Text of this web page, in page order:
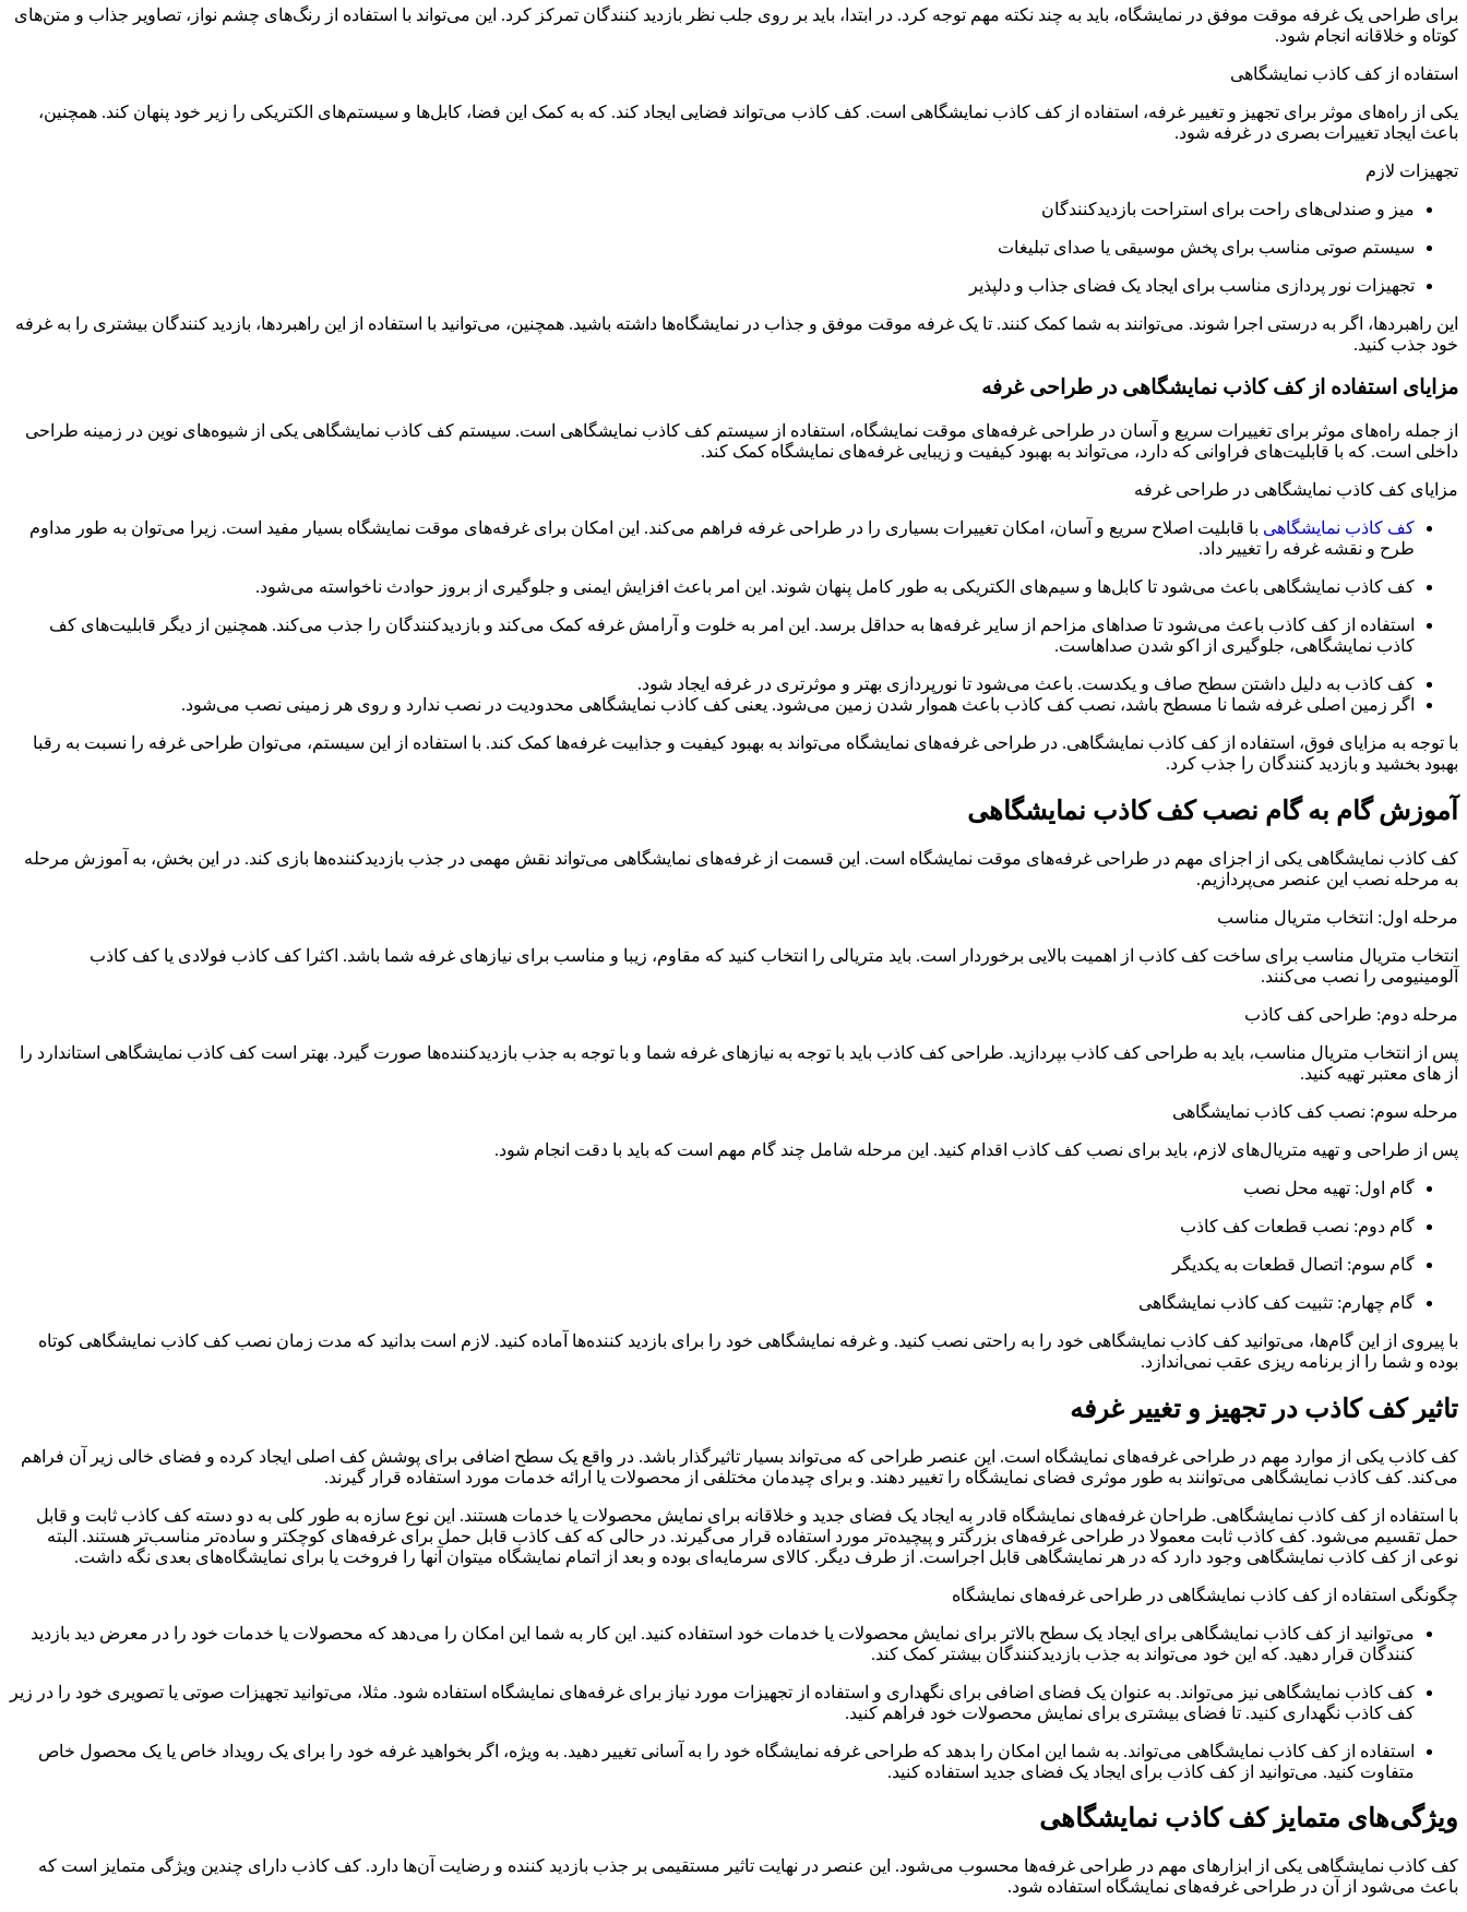
برای طراحی یک غرفه موقت موفق در نمایشگاه، باید به چند نکته مهم توجه کرد. در ابتدا، باید بر روی جلب نظر بازدید کنندگان تمرکز کرد. این می‌تواند با استفاده از رنگ‌های چشم ‌نواز، تصاویر جذاب و متن‌های
کوتاه و خلاقانه انجام شود.
استفاده از کف کاذب نمایشگاهی
یکی از راه‌های موثر برای تجهیز و تغییر غرفه، استفاده از کف کاذب نمایشگاهی است. کف کاذب می‌تواند فضایی ایجاد کند. که به کمک این فضا، کابل‌ها و سیستم‌های الکتریکی را زیر خود پنهان کند. همچنین،
باعث ایجاد تغییرات بصری در غرفه شود.
تجهیزات لازم
میز و صندلی‌های راحت برای استراحت بازدیدکنندگان
سیستم صوتی مناسب برای پخش موسیقی یا صدای تبلیغات
تجهیزات نور پردازی مناسب برای ایجاد یک فضای جذاب و دلپذیر
این راهبردها، اگر به درستی اجرا شوند. می‌توانند به شما کمک کنند. تا یک غرفه موقت موفق و جذاب در نمایشگاه‌ها داشته باشید. همچنین، می‌توانید با استفاده از این راهبردها، بازدید کنندگان بیشتری را به غرفه
خود جذب کنید.
مزایای استفاده از کف کاذب نمایشگاهی در طراحی غرفه
از جمله راه‌های موثر برای تغییرات سریع و آسان در طراحی غرفه‌های موقت نمایشگاه، استفاده از سیستم کف کاذب نمایشگاهی است. سیستم کف کاذب نمایشگاهی یکی از شیوه‌های نوین در زمینه طراحی
داخلی است. که با قابلیت‌های فراوانی که دارد، می‌تواند به بهبود کیفیت و زیبایی غرفه‌های نمایشگاه کمک کند.
مزایای کف کاذب نمایشگاهی در طراحی غرفه
کف کاذب نمایشگاهی با قابلیت اصلاح سریع و آسان، امکان تغییرات بسیاری را در طراحی غرفه فراهم می‌کند. این امکان برای غرفه‌های موقت نمایشگاه بسیار مفید است. زیرا می‌توان به ‌طور مداوم
طرح و نقشه غرفه را تغییر داد.
کف کاذب نمایشگاهی باعث می‌شود تا کابل‌ها و سیم‌های الکتریکی به‌ طور کامل پنهان شوند. این امر باعث افزایش ایمنی و جلوگیری از بروز حوادث ناخواسته می‌شود.
استفاده از کف کاذب باعث می‌شود تا صداهای مزاحم از سایر غرفه‌ها به حداقل برسد. این امر به خلوت و آرامش غرفه کمک می‌کند و بازدیدکنندگان را جذب می‌کند. همچنین از دیگر قابلیت‌های کف
کاذب نمایشگاهی، جلوگیری از اکو شدن صداهاست.
کف کاذب به دلیل داشتن سطح صاف و یکدست. باعث می‌شود تا نورپردازی بهتر و موثرتری در غرفه ایجاد شود.
اگر زمین اصلی غرفه شما نا مسطح باشد، نصب کف کاذب باعث هموار شدن زمین می‌شود. یعنی کف کاذب نمایشگاهی محدودیت در نصب ندارد و روی هر زمینی نصب می‌شود.
با توجه به مزایای فوق، استفاده از کف کاذب نمایشگاهی. در طراحی غرفه‌های نمایشگاه می‌تواند به بهبود کیفیت و جذابیت غرفه‌ها کمک کند. با استفاده از این سیستم، می‌توان طراحی غرفه را نسبت به رقبا
بهبود بخشید و بازدید کنندگان را جذب کرد.
آموزش گام به گام نصب کف کاذب نمایشگاهی
کف کاذب نمایشگاهی یکی از اجزای مهم در طراحی غرفه‌های موقت نمایشگاه است. این قسمت از غرفه‌های نمایشگاهی می‌تواند نقش مهمی در جذب بازدیدکننده‌ها بازی کند. در این بخش، به آموزش مرحله
به مرحله نصب این عنصر می‌پردازیم.
مرحله اول: انتخاب متریال مناسب
انتخاب متریال مناسب برای ساخت کف کاذب از اهمیت بالایی برخوردار است. باید متریالی را انتخاب کنید که مقاوم، زیبا و مناسب برای نیازهای غرفه شما باشد. اکثرا کف کاذب فولادی یا کف کاذب
آلومینیومی را نصب می‌کنند.
مرحله دوم: طراحی کف کاذب
پس از انتخاب متریال مناسب، باید به طراحی کف کاذب بپردازید. طراحی کف کاذب باید با توجه به نیازهای غرفه شما و با توجه به جذب بازدیدکننده‌ها صورت گیرد. بهتر است کف کاذب نمایشگاهی استاندارد را
از ‌های معتبر تهیه کنید.
مرحله سوم: نصب کف کاذب نمایشگاهی
پس از طراحی و تهیه متریال‌های لازم، باید برای نصب کف کاذب اقدام کنید. این مرحله شامل چند گام مهم است که باید با دقت انجام شود.
گام اول: تهیه محل نصب
گام دوم: نصب قطعات کف کاذب
گام سوم: اتصال قطعات به یکدیگر
گام چهارم: تثبیت کف کاذب نمایشگاهی
با پیروی از این گام‌ها، می‌توانید کف کاذب نمایشگاهی خود را به راحتی نصب کنید. و غرفه نمایشگاهی خود را برای بازدید کننده‌ها آماده کنید. لازم است بدانید که مدت زمان نصب کف کاذب نمایشگاهی کوتاه
بوده و شما را از برنامه ریزی عقب نمی‌اندازد.
تاثیر کف کاذب در تجهیز و تغییر غرفه
کف کاذب یکی از موارد مهم در طراحی غرفه‌های نمایشگاه است. این عنصر طراحی که می‌تواند بسیار تاثیرگذار باشد. در واقع یک سطح اضافی برای پوشش کف اصلی ایجاد کرده و فضای خالی زیر آن فراهم
می‌کند. کف کاذب نمایشگاهی می‌توانند به‌ طور موثری فضای نمایشگاه را تغییر دهند. و برای چیدمان مختلفی از محصولات یا ارائه خدمات مورد استفاده قرار گیرند.
با استفاده از کف کاذب نمایشگاهی. طراحان غرفه‌های نمایشگاه قادر به ایجاد یک فضای جدید و خلاقانه برای نمایش محصولات یا خدمات هستند. این نوع سازه به‌ طور کلی به دو دسته کف کاذب ثابت و قابل
حمل تقسیم می‌شود. کف‌ کاذب ثابت معمولا در طراحی غرفه‌های بزرگتر و پیچیده‌تر مورد استفاده قرار می‌گیرند. در حالی که کف‌ کاذب قابل حمل برای غرفه‌های کوچکتر و ساده‌تر مناسب‌تر هستند. البته
نوعی از کف کاذب نمایشگاهی وجود دارد که در هر نمایشگاهی قابل اجراست. از طرف دیگر. کالای سرمایه‌ای بوده و بعد از اتمام نمایشگاه میتوان آنها را فروخت یا برای نمایشگاه‌های بعدی نگه داشت.
چگونگی استفاده از کف کاذب نمایشگاهی در طراحی غرفه‌های نمایشگاه
می‌توانید از کف کاذب نمایشگاهی برای ایجاد یک سطح بالاتر برای نمایش محصولات یا خدمات خود استفاده کنید. این کار به شما این امکان را می‌دهد که محصولات یا خدمات خود را در معرض دید بازدید
کنندگان قرار دهید. که این خود می‌تواند به جذب بازدیدکنندگان بیشتر کمک کند.
کف کاذب نمایشگاهی نیز می‌تواند. به عنوان یک فضای اضافی برای نگهداری و استفاده از تجهیزات مورد نیاز برای غرفه‌های نمایشگاه استفاده شود. مثلا، می‌توانید تجهیزات صوتی یا تصویری خود را در زیر
کف کاذب نگهداری کنید. تا فضای بیشتری برای نمایش محصولات خود فراهم کنید.
استفاده از کف کاذب نمایشگاهی می‌تواند. به شما این امکان را بدهد که طراحی غرفه نمایشگاه خود را به آسانی تغییر دهید. به ویژه، اگر بخواهید غرفه خود را برای یک رویداد خاص یا یک محصول خاص
متفاوت کنید. می‌توانید از کف کاذب برای ایجاد یک فضای جدید استفاده کنید.
ویژگی‌های متمایز کف کاذب نمایشگاهی
کف کاذب نمایشگاهی یکی از ابزارهای مهم در طراحی غرفه‌ها محسوب می‌شود. این عنصر در نهایت تاثیر مستقیمی بر جذب بازدید کننده و رضایت آن‌ها دارد. کف کاذب دارای چندین ویژگی متمایز است که
باعث می‌شود از آن در طراحی غرفه‌های نمایشگاه استفاده شود.